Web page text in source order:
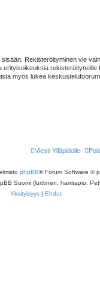
Rekisteröityminen vie
myös lukea
Viesti Ylläpidolle
phpBB® Forum Software ©
Suomi (lurttinen, harritapio,
Yksityisyys| Ehdot